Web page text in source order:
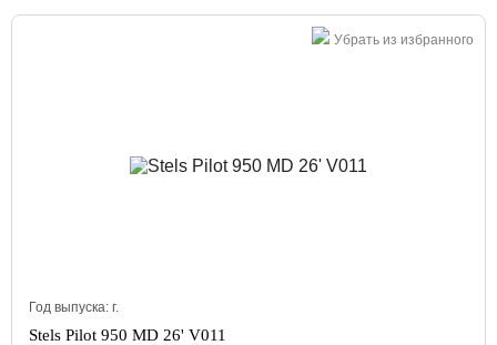
Убрать из избранного
Год выпуска: г.
Stels Pilot 950 MD 26' V011